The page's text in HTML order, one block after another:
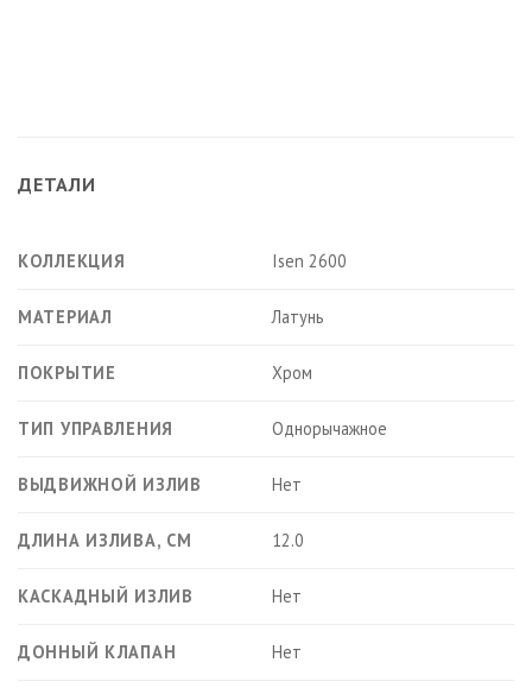
ДЕТАЛИ
КОЛЛЕКЦИЯ Isen 2600
МАТЕРИАЛ Латунь
ПОКРЫТИЕ Хром
ТИП УПРАВЛЕНИЯ Однорычажное
ВЫДВИЖНОЙ ИЗЛИВ Нет
ДЛИНА ИЗЛИВА, СМ 12.0
КАСКАДНЫЙ ИЗЛИВ Нет
ДОННЫЙ КЛАПАН Нет